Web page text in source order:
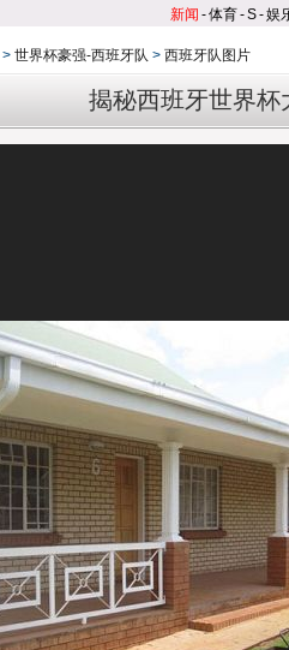
新闻 -体育-S-娱
> 世界杯豪强-西班牙队 > 西班牙队图片
揭秘西班牙世界